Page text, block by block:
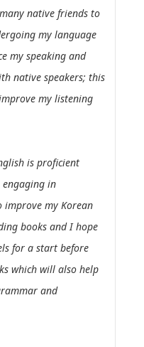
native friends to
my language
my speaking and
native speakers; this
my listening
is proficient
in
improve my Korean
books and I hope
for a start before
which will also help
and